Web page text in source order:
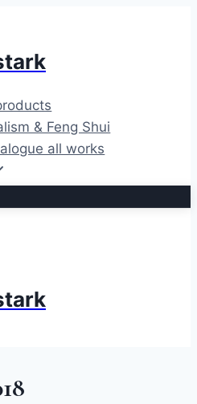
& Feng Shui
all works